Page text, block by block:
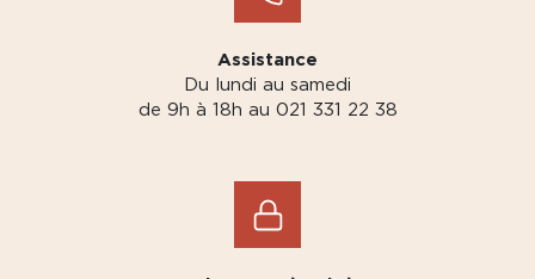
Assistance
Du lundi au samedi
de 9h à 18h au 021 331 22 38